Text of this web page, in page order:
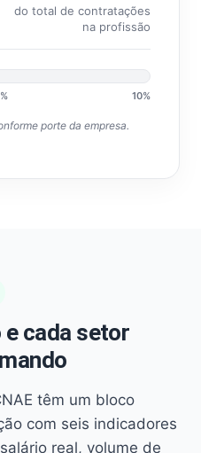
do total de contratações
na profissão
10%
porte da empresa.
cada setor
têm um bloco
com seis indicadores
real, volume de